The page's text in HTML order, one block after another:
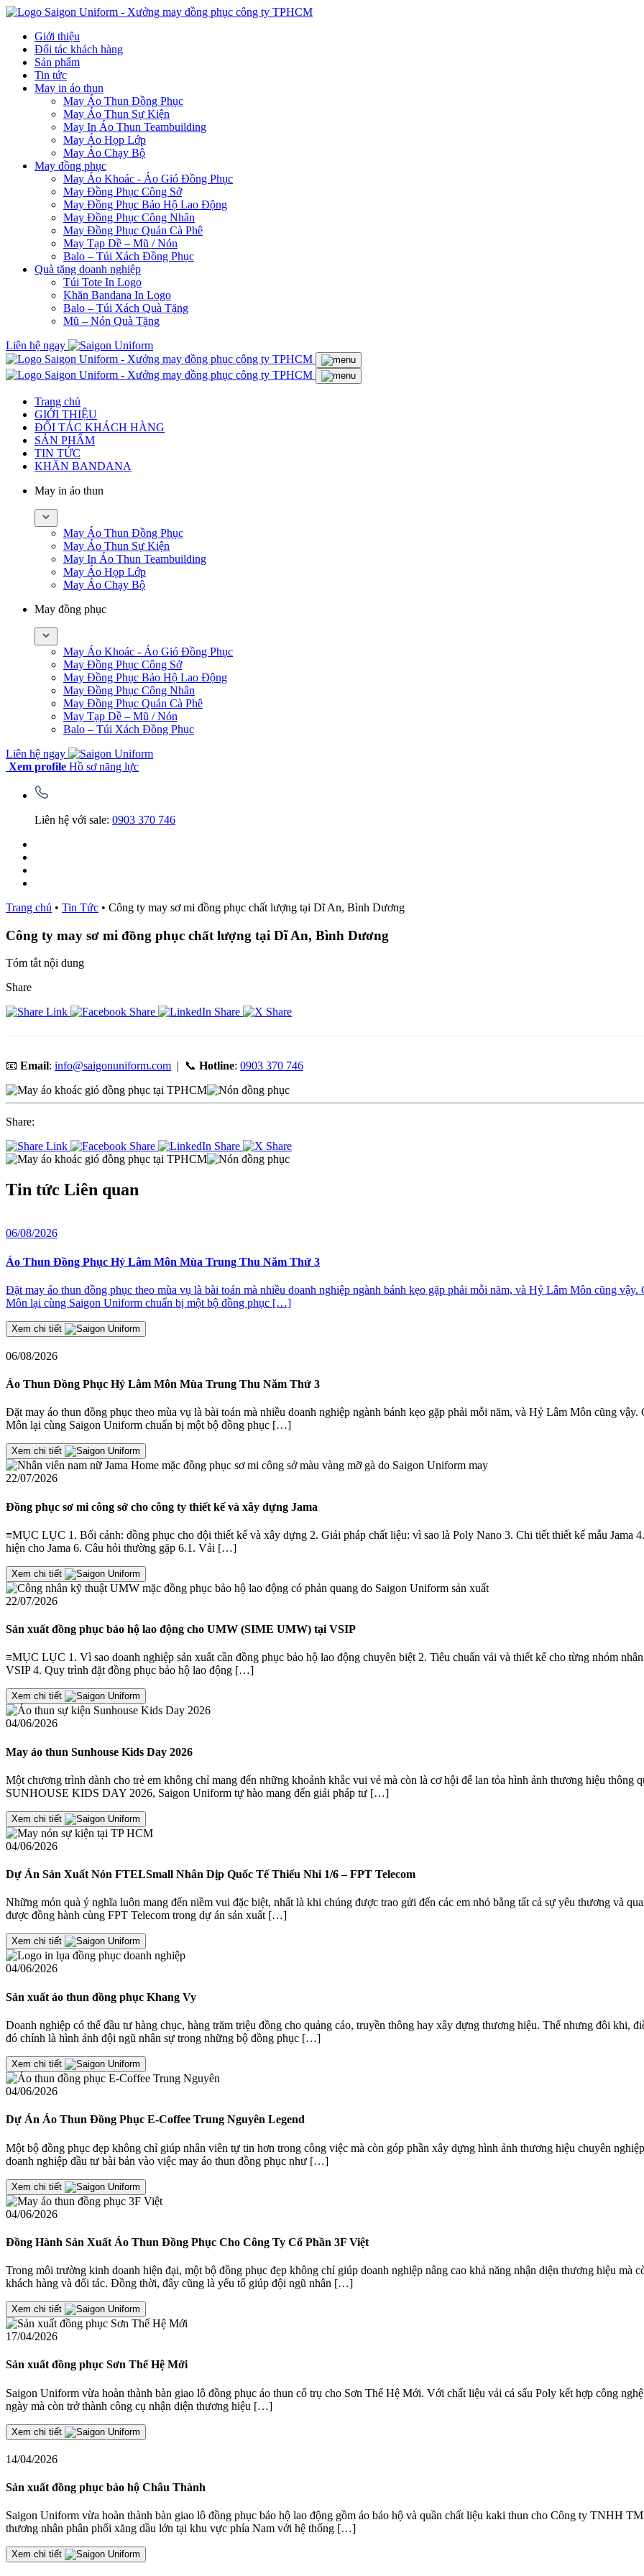
Giới thiệu
Đối tác khách hàng
Sản phẩm
Tin tức
May in áo thun
May Áo Thun Đồng Phục
May Áo Thun Sự Kiện
May In Áo Thun Teambuilding
May Áo Họp Lớp
May Áo Chạy Bộ
May đồng phục
May Áo Khoác - Áo Gió Đồng Phục
May Đồng Phục Công Sở
May Đồng Phục Bảo Hộ Lao Động
May Đồng Phục Công Nhân
May Đồng Phục Quán Cà Phê
May Tạp Dề – Mũ / Nón
Balo – Túi Xách Đồng Phục
Quà tặng doanh nghiệp
Túi Tote In Logo
Khăn Bandana In Logo
Balo – Túi Xách Quà Tặng
Mũ – Nón Quà Tặng
Liên hệ ngay
Trang chủ
GIỚI THIỆU
ĐỐI TÁC KHÁCH HÀNG
SẢN PHẨM
TIN TỨC
KHĂN BANDANA
May in áo thun
May Áo Thun Đồng Phục
May Áo Thun Sự Kiện
May In Áo Thun Teambuilding
May Áo Họp Lớp
May Áo Chạy Bộ
May đồng phục
May Áo Khoác - Áo Gió Đồng Phục
May Đồng Phục Công Sở
May Đồng Phục Bảo Hộ Lao Động
May Đồng Phục Công Nhân
May Đồng Phục Quán Cà Phê
May Tạp Dề – Mũ / Nón
Balo – Túi Xách Đồng Phục
Liên hệ ngay
Xem profile Hồ sơ năng lực
Liên hệ với sale: 0903 370 746
Trang chủ • Tin Tức • Công ty may sơ mi đồng phục chất lượng tại Dĩ An, Bình Dương
Công ty may sơ mi đồng phục chất lượng tại Dĩ An, Bình Dương
Tóm tắt nội dung
Share
📧 Email: info@saigonuniform.com | 📞 Hotline: 0903 370 746
Share:
Tin tức Liên quan
06/08/2026
Áo Thun Đồng Phục Hỷ Lâm Môn Mùa Trung Thu Năm Thứ 3
Đặt may áo thun đồng phục theo mùa vụ là bài toán mà nhiều doanh nghiệp ngành bánh kẹo gặp phải mỗi năm, và Hỷ Lâm Môn cũng
Môn lại cùng Saigon Uniform chuẩn bị một bộ đồng phục […]
Xem chi tiết
06/08/2026
Áo Thun Đồng Phục Hỷ Lâm Môn Mùa Trung Thu Năm Thứ 3
Đặt may áo thun đồng phục theo mùa vụ là bài toán mà nhiều doanh nghiệp ngành bánh kẹo gặp phải mỗi năm, và Hỷ Lâm Môn cũng
Môn lại cùng Saigon Uniform chuẩn bị một bộ đồng phục […]
Xem chi tiết
22/07/2026
Đồng phục sơ mi công sở cho công ty thiết kế và xây dựng Jama
≡MỤC LỤC 1. Bối cảnh: đồng phục cho đội thiết kế và xây dựng 2. Giải pháp chất liệu: vì sao là Poly Nano 3. Chi tiết thiết kế mẫu
hiện cho Jama 6. Câu hỏi thường gặp 6.1. Vải […]
Xem chi tiết
22/07/2026
Sản xuất đồng phục bảo hộ lao động cho UMW (SIME UMW) tại VSIP
≡MỤC LỤC 1. Vì sao doanh nghiệp sản xuất cần đồng phục bảo hộ lao động chuyên biệt 2. Tiêu chuẩn vải và thiết kế cho từng nhóm
VSIP 4. Quy trình đặt đồng phục bảo hộ lao động […]
Xem chi tiết
04/06/2026
May áo thun Sunhouse Kids Day 2026
Một chương trình dành cho trẻ em không chỉ mang đến những khoảnh khắc vui vẻ mà còn là cơ hội để lan tỏa hình ảnh thương hiệu
SUNHOUSE KIDS DAY 2026, Saigon Uniform tự hào mang đến giải pháp tư […]
Xem chi tiết
04/06/2026
Dự Án Sản Xuất Nón FTELSmall Nhân Dịp Quốc Tế Thiếu Nhi 1/6 – FPT Telecom
Những món quà ý nghĩa luôn mang đến niềm vui đặc biệt, nhất là khi chúng được trao gửi đến các em nhỏ bằng tất cả sự yêu thương và
được đồng hành cùng FPT Telecom trong dự án sản xuất […]
Xem chi tiết
04/06/2026
Sản xuất áo thun đồng phục Khang Vy
Doanh nghiệp có thể đầu tư hàng chục, hàng trăm triệu đồng cho quảng cáo, truyền thông hay xây dựng thương hiệu. Thế nhưng đôi khi,
đó chính là hình ảnh đội ngũ nhân sự trong những bộ đồng phục […]
Xem chi tiết
04/06/2026
Dự Án Áo Thun Đồng Phục E-Coffee Trung Nguyên Legend
Một bộ đồng phục đẹp không chỉ giúp nhân viên tự tin hơn trong công việc mà còn góp phần xây dựng hình ảnh thương hiệu chuyên
doanh nghiệp đầu tư bài bản vào việc may áo thun đồng phục như […]
Xem chi tiết
04/06/2026
Đồng Hành Sản Xuất Áo Thun Đồng Phục Cho Công Ty Cổ Phần 3F Việt
Trong môi trường kinh doanh hiện đại, một bộ đồng phục đẹp không chỉ giúp doanh nghiệp nâng cao khả năng nhận diện thương hiệu mà
khách hàng và đối tác. Đồng thời, đây cũng là yếu tố giúp đội ngũ nhân […]
Xem chi tiết
17/04/2026
Sản xuất đồng phục Sơn Thế Hệ Mới
Saigon Uniform vừa hoàn thành bàn giao lô đồng phục áo thun cổ trụ cho Sơn Thế Hệ Mới. Với chất liệu vải cá sấu Poly kết hợp công
ngày mà còn trở thành công cụ nhận diện thương hiệu […]
Xem chi tiết
14/04/2026
Sản xuất đồng phục bảo hộ Châu Thành
Saigon Uniform vừa hoàn thành bàn giao lô đồng phục bảo hộ lao động gồm áo bảo hộ và quần chất liệu kaki thun cho Công ty TNHH
thương nhân phân phối xăng dầu lớn tại khu vực phía Nam với hệ thống […]
Xem chi tiết